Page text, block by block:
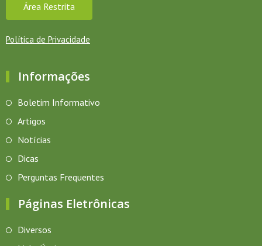
Área Restrita
Política de Privacidade
Informações
Boletim Informativo
Artigos
Notícias
Dicas
Perguntas Frequentes
Páginas Eletrônicas
Diversos